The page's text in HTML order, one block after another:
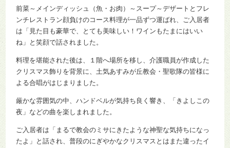
前菜～メインディッシュ（魚・お肉）～スープ～デザートとフレ
ンチレストラン顔負けのコース料理が一品ずつ運ばれ、ご入居者
は「見た目も豪華で、とても美味しい！ワインもたまにはいい
ね」と笑顔で話されました。
料理を堪能された後は、１階へ場所を移し、介護職員が作成した
クリスマス飾りを背景に、土気あすみが丘教会・聖歌隊の皆様に
よる合唱がはじまりました。
厳かな雰囲気の中、ハンドベルが気持ち良く響き、「きよしこの
夜」などの曲を楽しまれました。
ご入居者は「まるで教会のミサにきたような神聖な気持ちになっ
たよ」と話され、普段のにぎやかなクリスマスとはまた違ったイ